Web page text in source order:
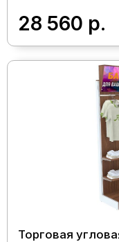
28 560 р.
Торговая